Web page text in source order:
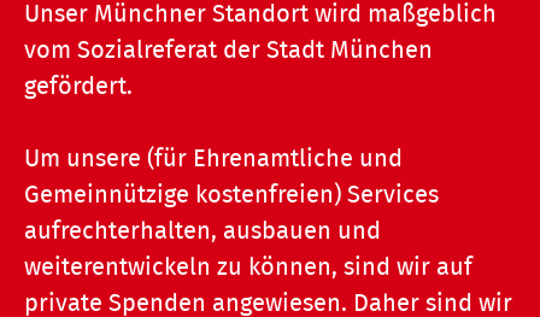
Unser Münchner Standort wird maßgeblich
vom Sozialreferat der Stadt München
gefördert.
Um unsere (für Ehrenamtliche und
Gemeinnützige kostenfreien) Services
aufrechterhalten, ausbauen und
weiterentwickeln zu können, sind wir auf
private Spenden angewiesen. Daher sind wir